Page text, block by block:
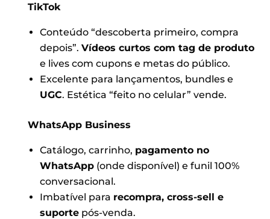
TikTok
Conteúdo “descoberta primeiro, compra
depois”. Vídeos curtos com tag de produto
e lives com cupons e metas do público.
Excelente para lançamentos, bundles e
UGC. Estética “feito no celular” vende.
WhatsApp Business
Catálogo, carrinho, pagamento no
WhatsApp(onde disponível) e funil 100%
conversacional.
Imbatível para recompra, cross-sell e
suportepós-venda.